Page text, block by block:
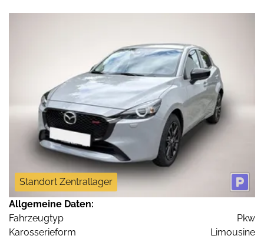
Standort Zentrallager
Allgemeine Daten:
Fahrzeugtyp
Pkw
Karosserieform
Limousine